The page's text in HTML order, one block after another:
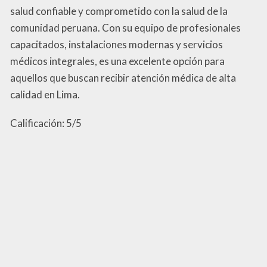
salud confiable y comprometido con la salud de la
comunidad peruana. Con su equipo de profesionales
capacitados, instalaciones modernas y servicios
médicos integrales, es una excelente opción para
aquellos que buscan recibir atención médica de alta
calidad en Lima.
Calificación: 5/5